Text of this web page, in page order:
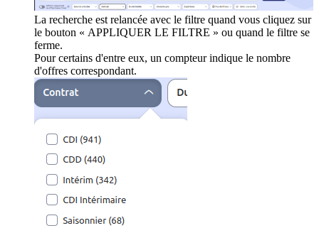
La recherche est relancée avec le filtre quand vous cliquez sur
le bouton « APPLIQUER LE FILTRE » ou quand le filtre se
ferme.
Pour certains d'entre eux, un compteur indique le nombre
d'offres correspondant.